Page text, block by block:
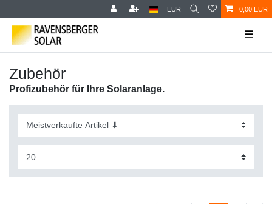
EUR 0,00 EUR
☰
Zubehör
Profizubehör für Ihre Solaranlage.